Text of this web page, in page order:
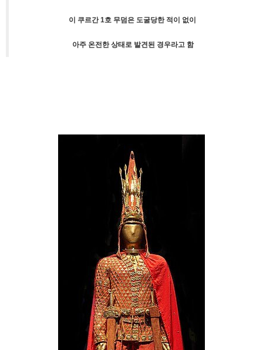
이 쿠르간 1호 무덤은 도굴당한 적이 없이
아주 온전한 상태로 발견된 경우라고 함